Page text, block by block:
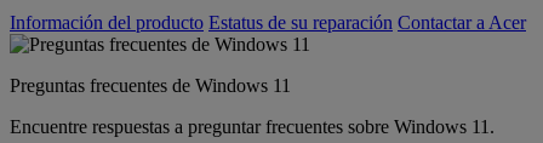
Información del producto Estatus de su reparación Contactar a Acer
Preguntas frecuentes de Windows 11
Encuentre respuestas a preguntar frecuentes sobre Windows 11.